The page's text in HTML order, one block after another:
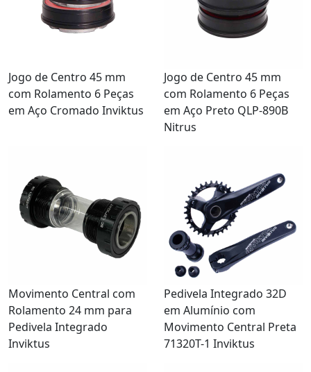
Jogo de Centro 45 mm
com Rolamento 6 Peças
em Aço Cromado Inviktus
Jogo de Centro 45 mm
com Rolamento 6 Peças
em Aço Preto QLP-890B
Nitrus
Movimento Central com
Rolamento 24 mm para
Pedivela Integrado
Inviktus
Pedivela Integrado 32D
em Alumínio com
Movimento Central Preta
71320T-1 Inviktus